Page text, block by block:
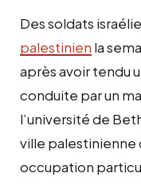
Des soldats
palestinien la
après avoir tendu
conduite par un
l’université de
ville palestinienne
occupation